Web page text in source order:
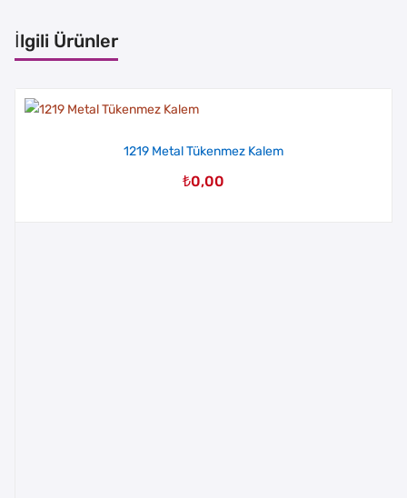
İlgili Ürünler
1219 Metal Tükenmez Kalem
₺0,00